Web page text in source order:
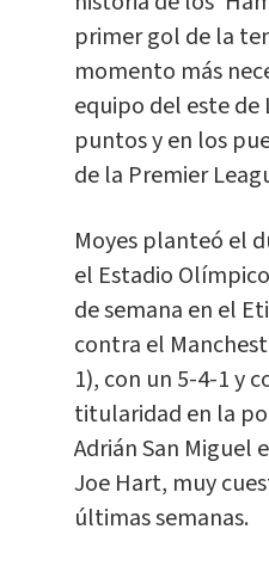
primer gol de la
momento más
equipo del este de
puntos y en los
de la Premier
Moyes planteó el
el Estadio
de semana en el
contra el
1), con un 5-4-1 y
titularidad en la
Adrián San Miguel
Joe Hart, muy
últimas semanas.